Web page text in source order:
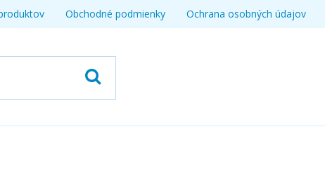
Obchodné podmienky Ochrana osobných údajov